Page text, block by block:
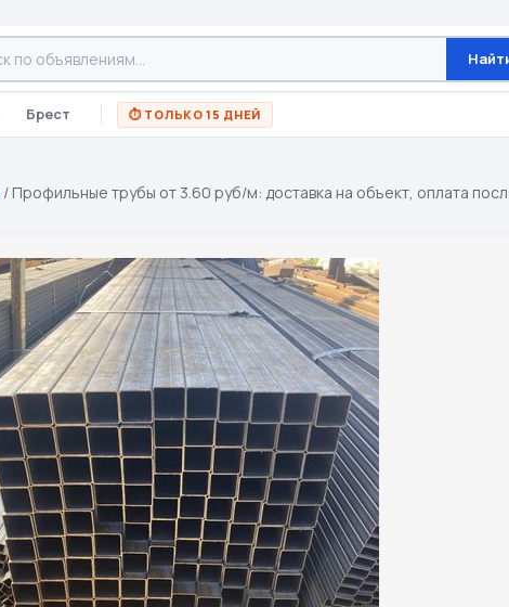
Брест ⏱ ТОЛЬКО 15 ДНЕЙ
/ Профильные трубы от 3.60 руб/м: доставка на объект, оплата